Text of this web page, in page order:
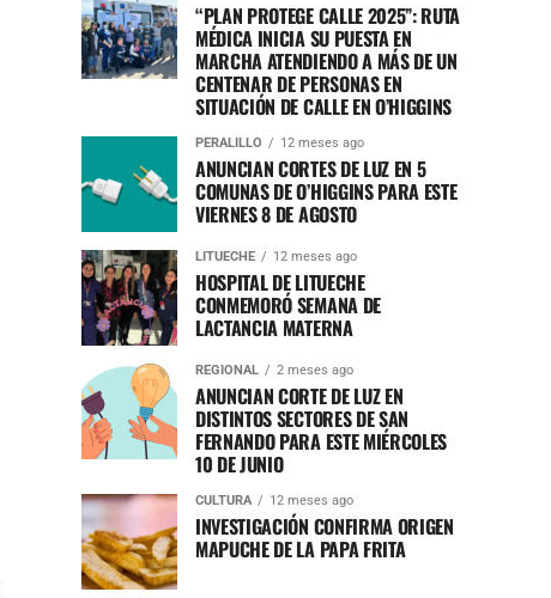
“PLAN PROTEGE CALLE 2025”: RUTA
MÉDICA INICIA SU PUESTA EN
MARCHA ATENDIENDO A MÁS DE UN
CENTENAR DE PERSONAS EN
SITUACIÓN DE CALLE EN O’HIGGINS
PERALILLO 12 meses ago
ANUNCIAN CORTES DE LUZ EN 5
COMUNAS DE O’HIGGINS PARA ESTE
VIERNES 8 DE AGOSTO
LITUECHE 12 meses ago
HOSPITAL DE LITUECHE
CONMEMORÓ SEMANA DE
LACTANCIA MATERNA
REGIONAL 2 meses ago
ANUNCIAN CORTE DE LUZ EN
DISTINTOS SECTORES DE SAN
FERNANDO PARA ESTE MIÉRCOLES
10 DE JUNIO
CULTURA 12 meses ago
INVESTIGACIÓN CONFIRMA ORIGEN
MAPUCHE DE LA PAPA FRITA